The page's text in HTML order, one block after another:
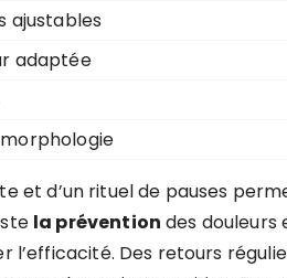
ajustables
adaptée
et d’un rituel de pauses
la prévention des douleurs
l’efficacité. Des retours